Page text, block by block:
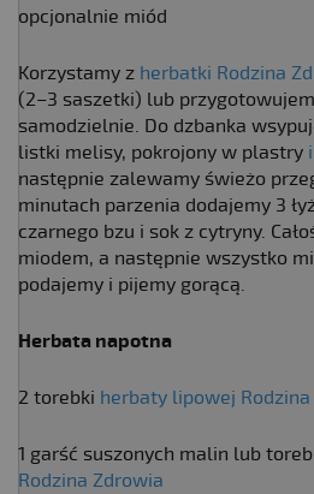
opcjonalnie miód
Korzystamy z herbatki Rodzina
(2–3 saszetki) lub
samodzielnie. Do dzbanka
listki melisy, pokrojony w plastry
następnie zalewamy świeżo
minutach parzenia dodajemy 3
czarnego bzu i sok z cytryny.
miodem, a następnie wszystko
podajemy i pijemy gorącą.
Herbata napotna
2 torebki herbaty lipowej
1 garść suszonych malin lub
Rodzina Zdrowia